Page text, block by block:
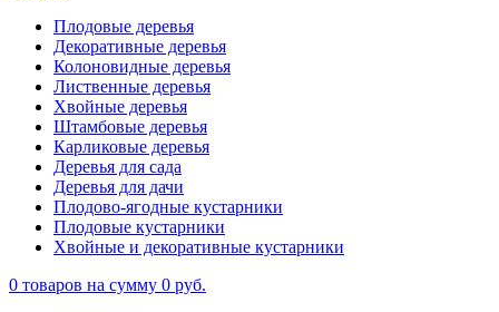
Плодовые деревья
Декоративные деревья
Колоновидные деревья
Лиственные деревья
Хвойные деревья
Штамбовые деревья
Карликовые деревья
Деревья для сада
Деревья для дачи
Плодово-ягодные кустарники
Плодовые кустарники
Хвойные и декоративные кустарники
0 товаров на сумму 0 руб.